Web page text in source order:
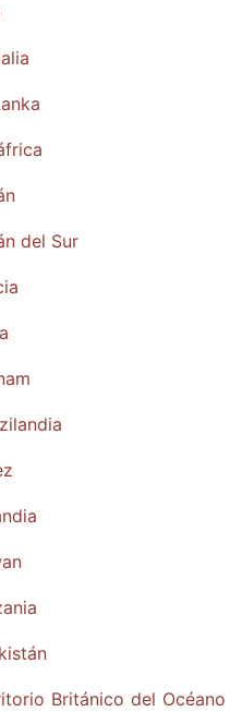
del Sur
Británico del Océano